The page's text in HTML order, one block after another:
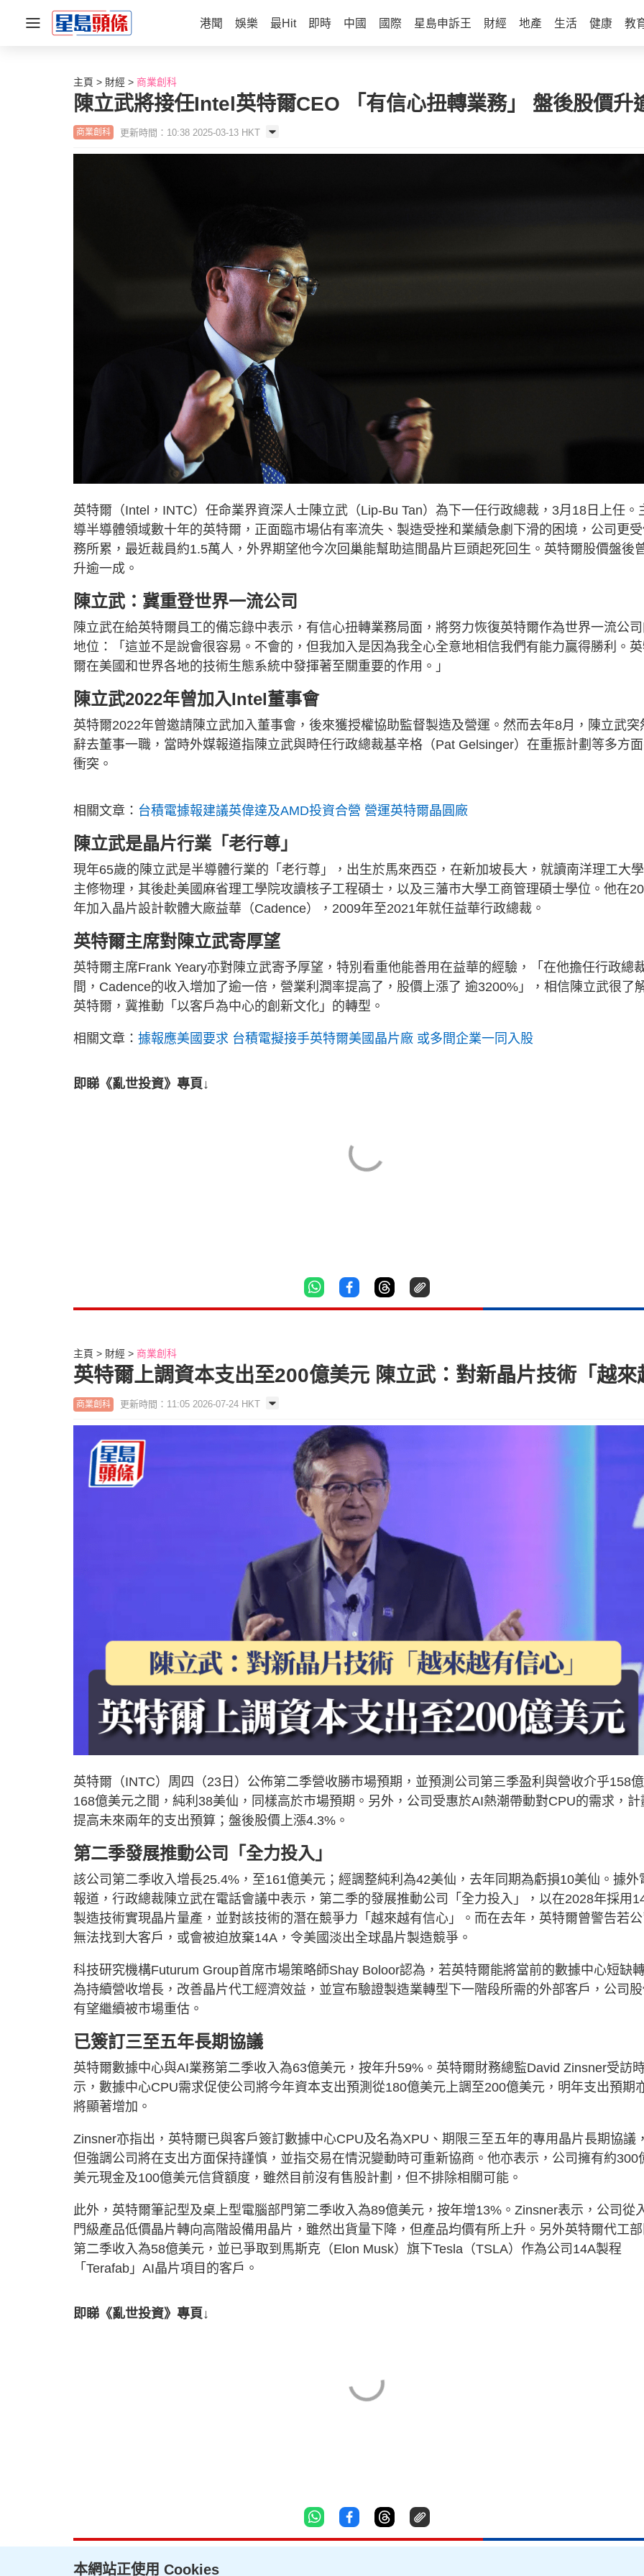
港聞 娛樂 最Hit 即時 中國 國際 星島申訴王 財經 地產 生活 健康 教
主頁 財經 商業創科
陳立武將接任Intel英特爾CEO 「有信心扭轉業務」 盤後股價升
商業創科 更新時間：10:38 2025-03-13 HKT
英特爾（Intel，INTC）任命業界資深人士陳立武（Lip-Bu Tan）為下一任行政總裁，3月18日上任。
導半導體領域數十年的英特爾，正面臨市場佔有率流失、製造受挫和業績急劇下滑的困境，公司更
務所累，最近裁員約1.5萬人，外界期望他今次回巢能幫助這間晶片巨頭起死回生。英特爾股價盤後
升逾一成。
陳立武：冀重登世界一流公司
陳立武在給英特爾員工的備忘錄中表示，有信心扭轉業務局面，將努力恢復英特爾作為世界一流公
地位：「這並不是說會很容易。不會的，但我加入是因為我全心全意地相信我們有能力贏得勝利。
爾在美國和世界各地的技術生態系統中發揮著至關重要的作用。」
陳立武2022年曾加入Intel董事會
英特爾2022年曾邀請陳立武加入董事會，後來獲授權協助監督製造及營運。然而去年8月，陳立武突
辭去董事一職，當時外媒報道指陳立武與時任行政總裁基辛格（Pat Gelsinger）在重振計劃等多方
衝突。
相關文章： 台積電據報建議英偉達及AMD投資合營 營運英特爾晶圓廠
陳立武是晶片行業「老行尊」
現年65歲的陳立武是半導體行業的「老行尊」，出生於馬來西亞，在新加坡長大，就讀南洋理工大
主修物理，其後赴美國麻省理工學院攻讀核子工程碩士，以及三藩市大學工商管理碩士學位。他在
年加入晶片設計軟體大廠益華（Cadence），2009年至2021年就任益華行政總裁。
英特爾主席對陳立武寄厚望
英特爾主席Frank Yeary亦對陳立武寄予厚望，特別看重他能善用在益華的經驗，「在他擔任行政總
間，Cadence的收入增加了逾一倍，營業利潤率提高了，股價上漲了 逾3200%」，相信陳立武很了
英特爾，冀推動「以客戶為中心的創新文化」的轉型。
相關文章： 據報應美國要求 台積電擬接手英特爾美國晶片廠 或多間企業一同入股
即睇《亂世投資》專頁↓
主頁 財經 商業創科
英特爾上調資本支出至200億美元 陳立武：對新晶片技術「越來
商業創科 更新時間：11:05 2026-07-24 HKT
英特爾（INTC）周四（23日）公佈第二季營收勝市場預期，並預測公司第三季盈利與營收介乎158
168億美元之間，純利38美仙，同樣高於市場預期。另外，公司受惠於AI熱潮帶動對CPU的需求，計
提高未來兩年的支出預算；盤後股價上漲4.3%。
第二季發展推動公司「全力投入」
該公司第二季收入增長25.4%，至161億美元；經調整純利為42美仙，去年同期為虧損10美仙。據外
報道，行政總裁陳立武在電話會議中表示，第二季的發展推動公司「全力投入」，以在2028年採用
製造技術實現晶片量產，並對該技術的潛在競爭力「越來越有信心」。而在去年，英特爾曾警告若
無法找到大客戶，或會被迫放棄14A，令美國淡出全球晶片製造競爭。
科技研究機構Futurum Group首席市場策略師Shay Boloor認為，若英特爾能將當前的數據中心短缺
為持續營收增長，改善晶片代工經濟效益，並宣布驗證製造業轉型下一階段所需的外部客戶，公司
有望繼續被市場重估。
已簽訂三至五年長期協議
英特爾數據中心與AI業務第二季收入為63億美元，按年升59%。英特爾財務總監David Zinsner受訪
示，數據中心CPU需求促使公司將今年資本支出預測從180億美元上調至200億美元，明年支出預期
將顯著增加。
Zinsner亦指出，英特爾已與客戶簽訂數據中心CPU及名為XPU、期限三至五年的專用晶片長期協議
但強調公司將在支出方面保持謹慎，並指交易在情況變動時可重新協商。他亦表示，公司擁有約300
美元現金及100億美元信貸額度，雖然目前沒有售股計劃，但不排除相關可能。
此外，英特爾筆記型及桌上型電腦部門第二季收入為89億美元，按年增13%。Zinsner表示，公司從
門級產品低價晶片轉向高階設備用晶片，雖然出貨量下降，但產品均價有所上升。另外英特爾代工
第二季收入為58億美元，並已爭取到馬斯克（Elon Musk）旗下Tesla（TSLA）作為公司14A製程
「Terafab」AI晶片項目的客戶。
即睇《亂世投資》專頁↓
本網站正使用 Cookies